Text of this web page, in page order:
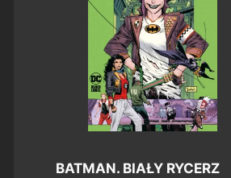
BATMAN. BIAŁY RYCERZ